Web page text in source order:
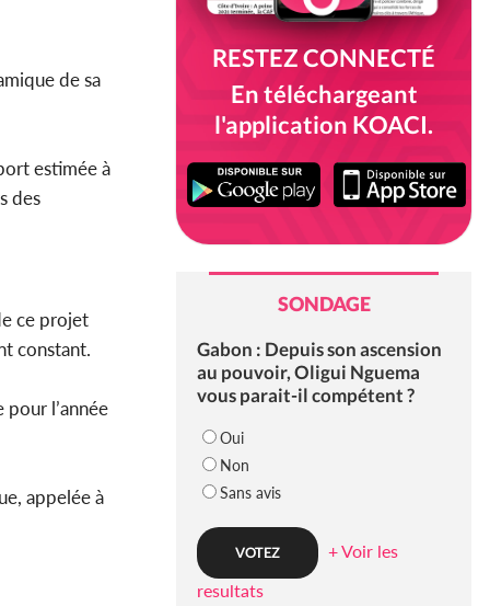
de sa
estimée à
des
ce projet
constant.
l’année
appelée à
RESTEZ CONNECTÉ
En téléchargeant
l'application KOACI.
SONDAGE
Gabon : Depuis son ascension
au pouvoir, Oligui Nguema
vous parait-il compétent ?
Oui
Non
Sans avis
+ Voir les
resultats